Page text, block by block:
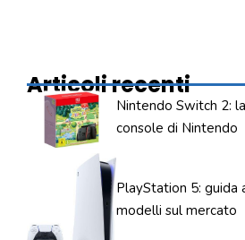
Articoli recenti
Nintendo Switch 2:
console di Nintendo
PlayStation 5: guida
modelli sul mercato